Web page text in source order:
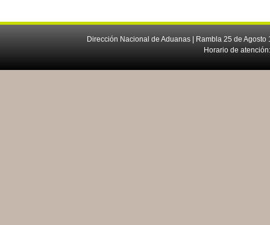
Dirección Nacional de Aduanas | Rambla 25 de
Horario de